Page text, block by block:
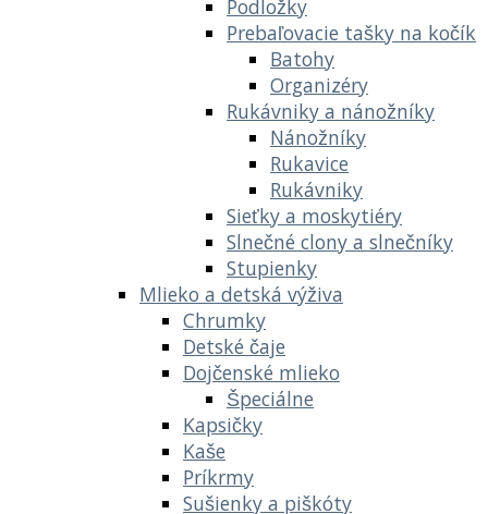
Podložky
Prebaľovacie tašky na kočík
Batohy
Organizéry
Rukávniky a nánožníky
Nánožníky
Rukavice
Rukávniky
Sieťky a moskytiéry
Slnečné clony a slnečníky
Stupienky
Mlieko a detská výživa
Chrumky
Detské čaje
Dojčenské mlieko
Špeciálne
Kapsičky
Kaše
Príkrmy
Sušienky a piškóty